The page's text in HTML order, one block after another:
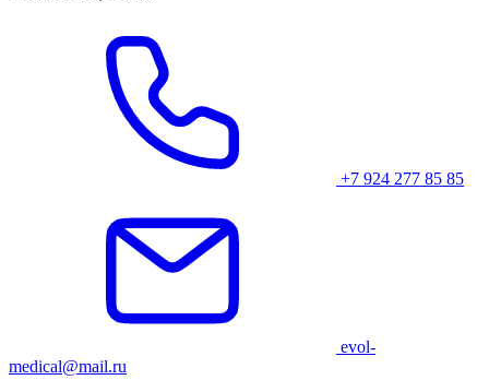
+7 924 277 85 85
evol-
medical@mail.ru